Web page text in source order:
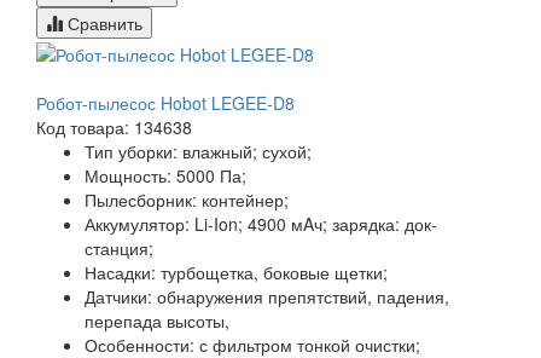
Сравнить
Робот-пылесос Hobot LEGEE-D8
Код товара: 134638
Тип уборки: влажный; сухой;
Мощность: 5000 Па;
Пылесборник: контейнер;
Аккумулятор: Li-Ion; 4900 мAч; зарядка: док-
станция;
Насадки: турбощетка, боковые щетки;
Датчики: обнаружения препятствий, падения,
перепада высоты,
Особенности: с фильтром тонкой очистки;